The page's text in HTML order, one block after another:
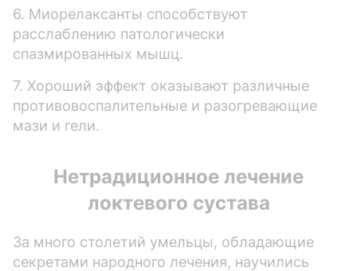
6. Миорелаксанты способствуют
расслаблению патологически
спазмированных мышц.
7. Хороший эффект оказывают различные
противовоспалительные и разогревающие
мази и гели.
Нетрадиционное лечение
локтевого сустава
За много столетий умельцы, обладающие
секретами народного лечения, научились